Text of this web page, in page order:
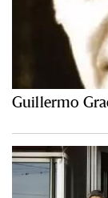
Guillermo